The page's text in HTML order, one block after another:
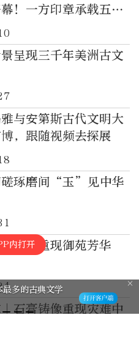
！一方印章承载五千
圈”
呈现三千年美洲古文
与安第斯古代文明大
，跟随视频去探展
磋琢磨间“玉”见中华
开新重现御苑芳华
石膏铸像重现灾难中
内打开
啥样？